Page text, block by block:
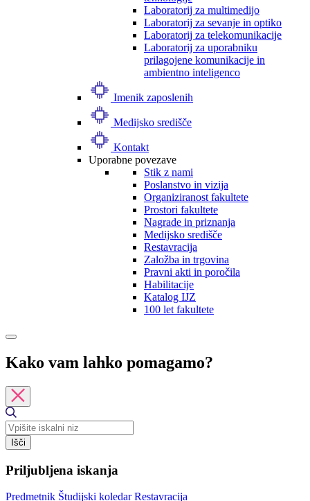
Laboratorij za multimedijo
Laboratorij za sevanje in optiko
Laboratorij za telekomunikacije
Laboratorij za uporabniku
prilagojene komunikacije in
ambientno inteligenco
Imenik zaposlenih
Medijsko središče
Kontakt
Uporabne povezave
Stik z nami
Poslanstvo in vizija
Organiziranost fakultete
Prostori fakultete
Nagrade in priznanja
Medijsko središče
Restavracija
Založba in trgovina
Pravni akti in poročila
Habilitacije
Katalog IJZ
100 let fakultete
Kako vam lahko pomagamo?
Išči
Priljubljena iskanja
Predmetnik Študijski koledarRestavracija